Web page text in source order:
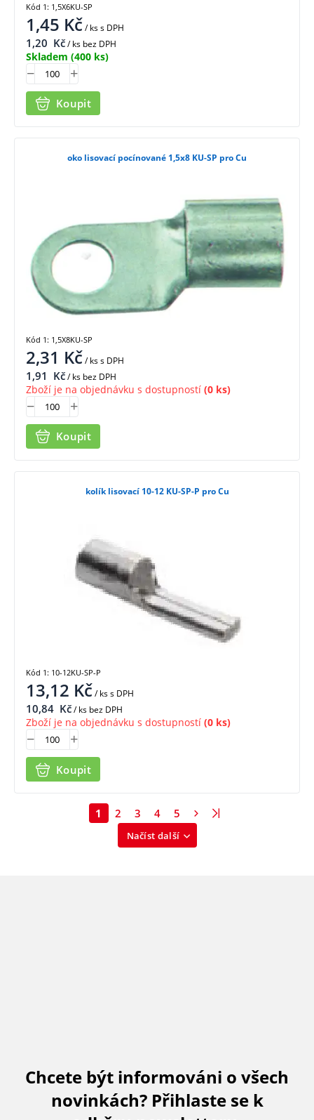
1,45 Kč/ kss DPH
1,20 Kč/ ks bez DPH
Skladem (400 ks)
Koupit
Kód 1: 1,5X6KU-SP
oko lisovací pocínované 1,5x8 KU-SP pro Cu
2,31 Kč/ kss DPH
1,91 Kč/ ks bez DPH
Zboží je na objednávku s dostupností (0 ks)
Koupit
Kód 1: 1,5X8KU-SP
kolík lisovací 10-12 KU-SP-P pro Cu
13,12 Kč/ kss DPH
10,84 Kč/ ks bez DPH
Zboží je na objednávku s dostupností (0 ks)
Koupit
Kód 1: 10-12KU-SP-P
Načíst další
1 2 3 4 5
Chcete být informováni o všech
novinkách? Přihlaste se k